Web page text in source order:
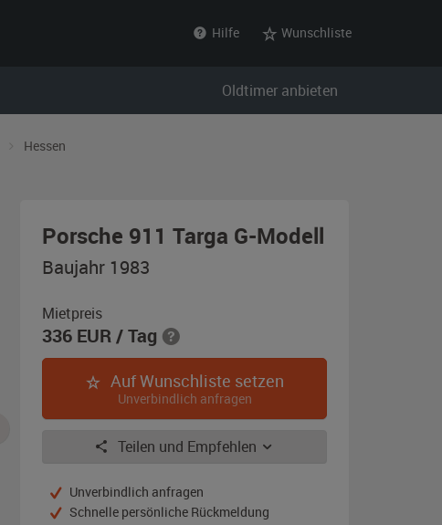
Hilfe Wunschliste
Oldtimer anbieten
Hessen
Porsche 911 Targa G-Modell
bronze
Baujahr 1983
Mietpreis
336 EUR/ Tag
Auf Wunschliste setzen
Unverbindlich anfragen
Teilen und Empfehlen
Unverbindlich anfragen
Schnelle persönliche Rückmeldung